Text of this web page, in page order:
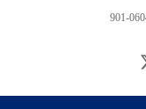
901-